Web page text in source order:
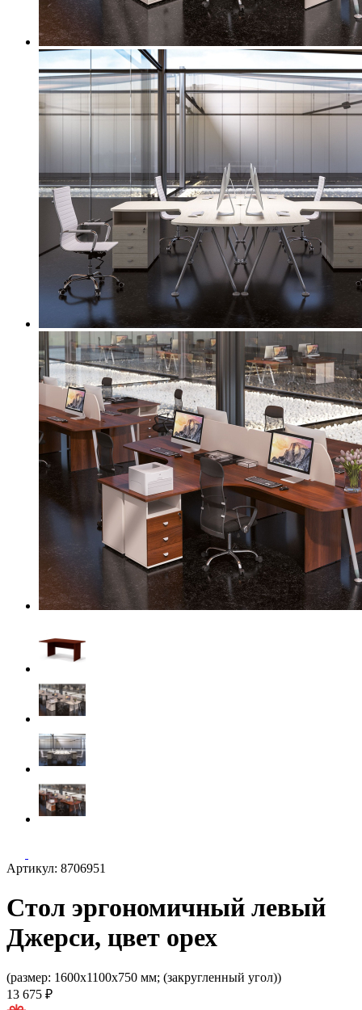
Артикул: 8706951
Стол эргономичный левый
Джерси, цвет орех
(размер: 1600x1100x750 мм; (закругленный угол))
13 675 ₽